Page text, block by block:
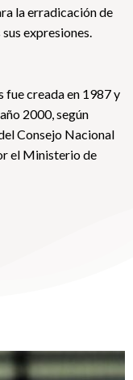
la erradicación de
expresiones.
fue creada en 1987 y
2000, según
Consejo Nacional
el Ministerio de